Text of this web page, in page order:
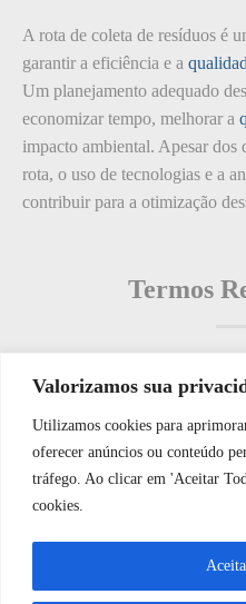
Valorizamos sua
Utilizamos cookies para
oferecer anúncios ou conteúdo
tráfego. Ao clicar em 'Aceitar
cookies.
A rota de coleta de resíduos é
garantir a eficiência e a
Um planejamento adequado
economizar tempo, melhorar a
impacto ambiental. Apesar dos
rota, o uso de tecnologias e a
contribuir para a otimização
Termos
Termos populares
O que é: interatividade
O que é: Utilização de
O que é: Janelas de
WhatsApp JF
Vamos conversar
podemos ajudá-lo